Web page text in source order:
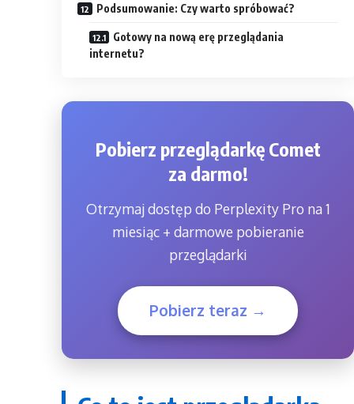
Podsumowanie: Czy warto spróbować?
Gotowy na nową erę przeglądania
internetu?
Pobierz przeglądarkę Comet
za darmo!
Otrzymaj dostęp do Perplexity Pro na 1
miesiąc + darmowe pobieranie
przeglądarki
Pobierz teraz →